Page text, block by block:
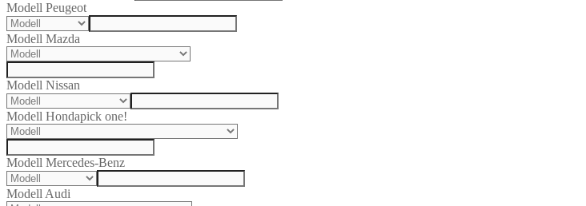
Modell Peugeot
Modell Mazda
Modell Nissan
Modell Hondapick one!
Modell Mercedes-Benz
Modell Audi